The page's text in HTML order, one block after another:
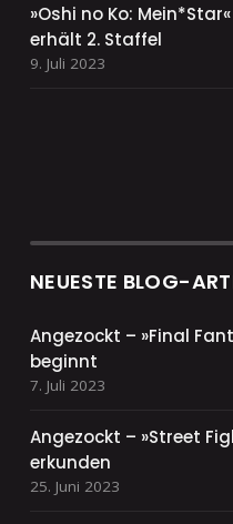
»Oshi no Ko:
erhält 2. Staffel
9. Juli 2023
NEUESTE BLOG-
Angezockt – »Final
beginnt
7. Juli 2023
Angezockt – »Street
erkunden
25. Juni 2023